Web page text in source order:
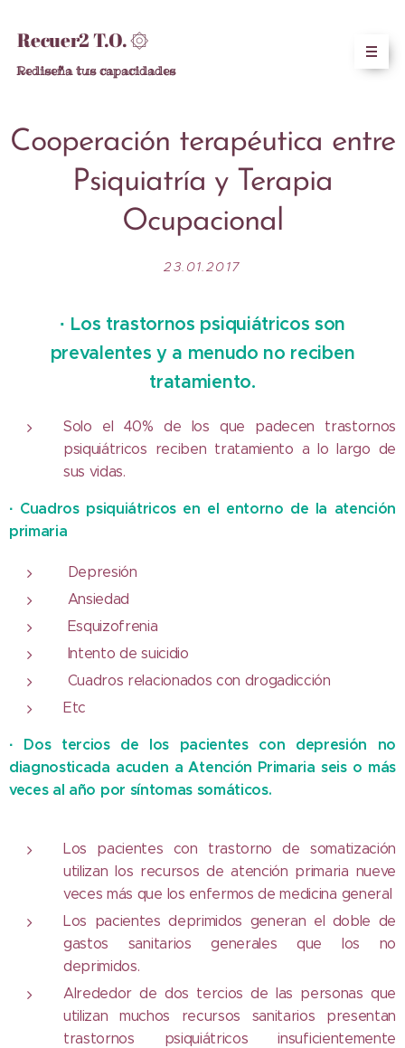
Recuer2 T.O. ۞
Rediseña tus capacidades
Cooperación terapéutica entre
Psiquiatría y Terapia
Ocupacional
23.01.2017
· Los trastornos psiquiátricos son
prevalentes y a menudo no reciben
tratamiento.
Solo el 40% de los que padecen trastornos
psiquiátricos reciben tratamiento a lo largo de
sus vidas.
· Cuadros psiquiátricos en el entorno de la atención
primaria
Depresión
Ansiedad
Esquizofrenia
Intento de suicidio
Cuadros relacionados con drogadicción
Etc
· Dos tercios de los pacientes con depresión no
diagnosticada acuden a Atención Primaria seis o más
veces al año por síntomas somáticos.
Los pacientes con trastorno de somatización
utilizan los recursos de atención primaria nueve
veces más que los enfermos de medicina general
Los pacientes deprimidos generan el doble de
gastos sanitarios generales que los no
deprimidos.
Alrededor de dos tercios de las personas que
utilizan muchos recursos sanitarios presentan
trastornos psiquiátricos insuficientemente